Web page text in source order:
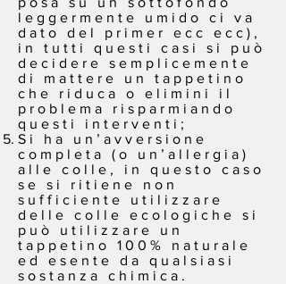
leggermente umido ci va
dato del primer ecc ecc),
in tutti questi casi si può
decidere semplicemente
di mattere un tappetino
che riduca o elimini il
problema risparmiando
questi interventi;
Si ha un’avversione
completa (o un’allergia)
alle colle, in questo caso
se si ritiene non
sufficiente utilizzare
delle colle ecologiche si
può utilizzare un
tappetino 100% naturale
ed esente da qualsiasi
sostanza chimica.